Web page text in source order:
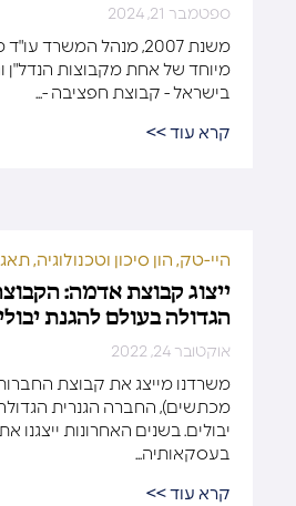
ספטמבר 21, 2024
משנת 2007, מנהל
מיוחד של אחת מקבוצות הנדל"ן
בישראל - קבוצת חפציבה -...
קרא עוד >>
היי-טק, הון סיכון וטכנולוגיה,
ייצוג קבוצת אדמה:
הגדולה בעולם להגנת
אוקטובר 24, 2022
משרדנו מייצג את קבוצת
מכתשים), החברה הגנרית
יבולים. בשנים האחרונות ייצגנו
בעסקאותיה...
קרא עוד >>